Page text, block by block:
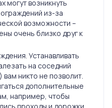
могут возникнуть
из-за
возможности –
очень близко друг к
Устанавливать
на соседний
никто не позволит.
дополнительные
например, чтобы